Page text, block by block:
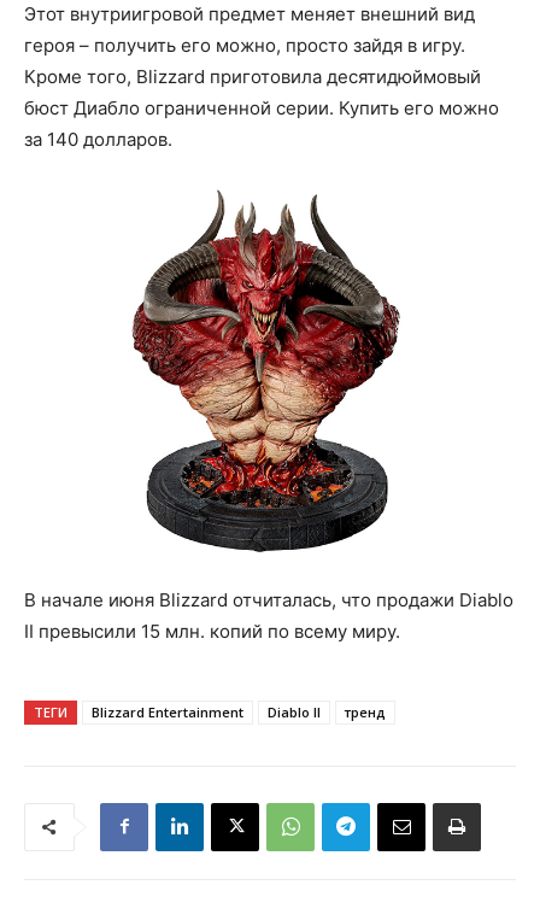
Этот внутриигровой предмет меняет внешний вид
героя – получить его можно, просто зайдя в игру.
Кроме того, Blizzard приготовила десятидюймовый
бюст Диабло ограниченной серии. Купить его можно
за 140 долларов.
В начале июня Blizzard отчиталась, что продажи Diablo
II превысили 15 млн. копий по всему миру.
ТЕГИ Blizzard Entertainment Diablo II тренд